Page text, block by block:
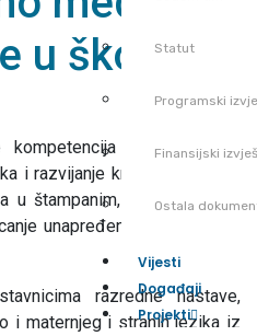
Statut
Programski
Finansijski
Ostala
Vijesti
Događaji
Projekti
u školama
kompetencija nastavnika za
i razvijanje kritičkog odnosa
u štampanim, elektronskim i
unapređenja vannastavnih
razredne nastave,
i maternjeg i stranih jezika iz